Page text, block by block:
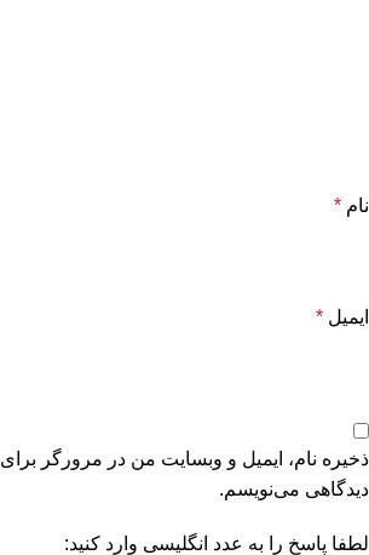
نام *
ایمیل *
ذخیره نام، ایمیل و وبسایت من در مرورگر
دیدگاهی می‌نویسم.
لطفا پاسخ را به عدد انگلیسی وارد کنید: